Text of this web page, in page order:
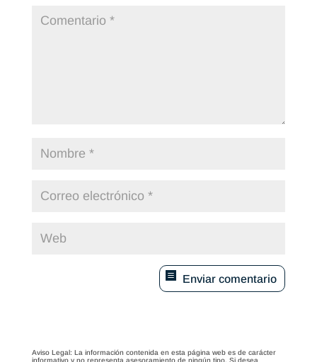
Enviar comentario
Aviso Legal: La información contenida en esta página web es de carácter